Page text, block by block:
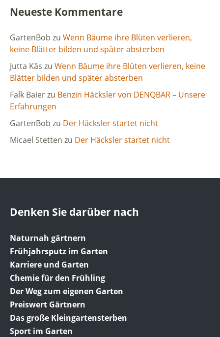
Neueste Kommentare
GartenBob zu Wenn Bäume ihre Blüten verlieren,
keine Blätter bilden und später absterben
Jutta Käs zu Wenn Bäume ihre Blüten verlieren, keine
Blätter bilden und später absterben
Falk Baierzu Benzin Häcksler von DENQBAR – Unsere
Erfahrungen
GartenBob zu Der Häcksler startet nicht
Micael Stetten zu Der Häcksler startet nicht
Denken Sie darüber nach
Naturnah gärtnern
Frühjahrsputz im Garten
Karriere und Garten
Chemie für den Frühling
Der Weg zum eigenen Garten
Preiswert Gärtnern
Das große Kleingartensterben
Sport im Garten